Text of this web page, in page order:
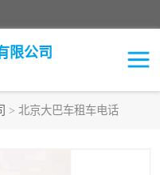
限公司
> 北京大巴车租车电话